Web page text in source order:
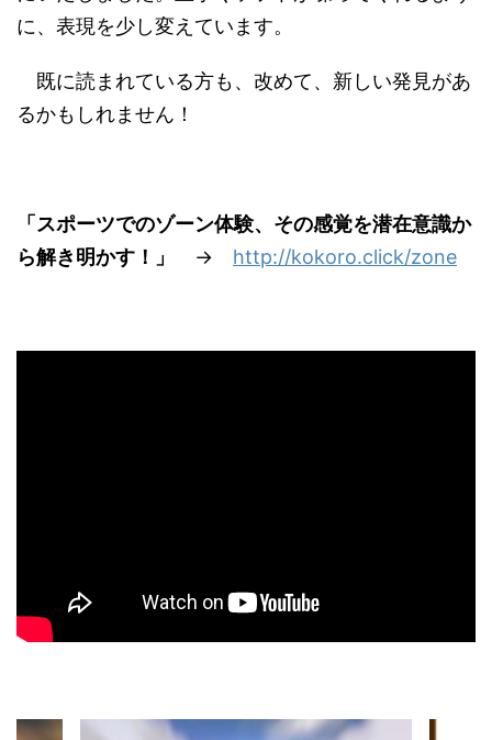
に、表現を少し変えています。
既に読まれている方も、改めて、新しい発見があ
るかもしれません！
「スポーツでのゾーン体験、その感覚を潜在意識か
ら解き明かす！」
→ http://kokoro.click/zone